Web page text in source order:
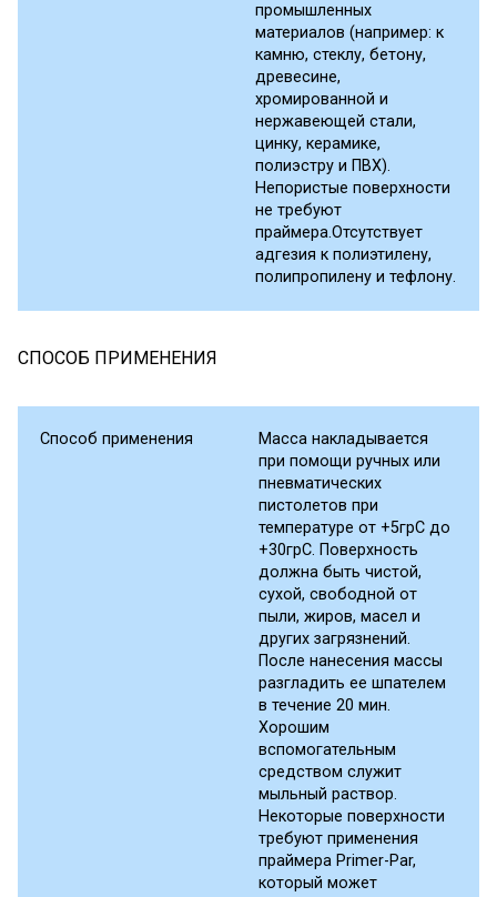
промышленных
материалов (например: к
камню, стеклу, бетону,
древесине,
хромированной и
нержавеющей стали,
цинку, керамике,
полиэстру и ПВХ).
Непористые поверхности
не требуют
праймера.Отсутствует
адгезия к полиэтилену,
полипропилену и тефлону.
СПОСОБ ПРИМЕНЕНИЯ
Способ применения
Масса накладывается
при помощи ручных или
пневматических
пистолетов при
температуре от +5грС до
+30грС. Поверхность
должна быть чистой,
сухой, свободной от
пыли, жиров, масел и
других загрязнений.
После нанесения массы
разгладить ее шпателем
в течение 20 мин.
Хорошим
вспомогательным
средством служит
мыльный раствор.
Некоторые поверхности
требуют применения
праймера Primer-Par,
который может